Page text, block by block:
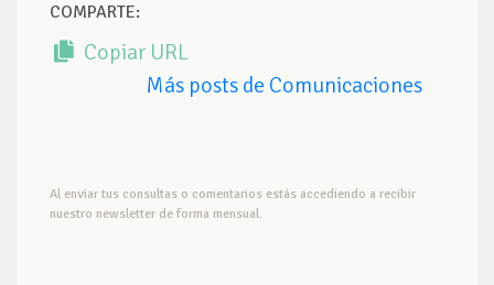
COMPARTE:
Copiar URL
Más posts de Comunicaciones
Al enviar tus consultas o comentarios estás accediendo a recibir
nuestro newsletter de forma mensual.